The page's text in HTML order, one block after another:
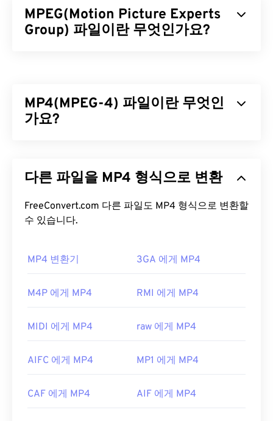
MPEG(Motion Picture Experts
Group) 파일이란 무엇인가요?
을 사용하여 정교한 압축을 통해 비교적 좋은 화질의
작은 파일을 생성합니다. MPEG 파일 확장자는
MPEG 파일은 거의 항상 운영 체제의 기본 비디오 플
레이어에서 열립니다. Windows에서는Windows
Media Player
하거나 하드웨어 플레이어에서 재생할 수 있습니다.
는 경우가 있습니다. 예를 들어, MPEG-2 비디오가 파
디오 디코더(DVD 디코더 팩)를 다운로드하세요. 다
용해 보세요.
최초 출시: 1988년
MP4(MPEG-4) 파일이란 무엇인
가요?
다. 다양한 기기 및 운영 체제와 호환되며,코덱을
사
파일을 제공합니다. 또한 YouTube와 같은 인터넷 스
트리밍에도 널리 사용되는 비디오 형식입니다. 많은
열립니다. 파일을 두 번 클릭하면 열립니다. 타사 소
프트웨어는 필요하지 않습니다. Windows에서는
로 열립니다.
여는 데 문제가 발생할 수 있습니다. MP4는 다양한
다른 파일을 MP4 형식으로 변환
FreeConvert.com 다른 파일도 MP4 형식으로 변환할
수 있습니다.
MP4 변환기 3GA 에게 MP4
M4P 에게 MP4 RMI 에게 MP4
MIDI 에게 MP4 raw 에게 MP4
AIFC 에게 MP4 MP1 에게 MP4
CAF 에게 MP4 AIF 에게 MP4